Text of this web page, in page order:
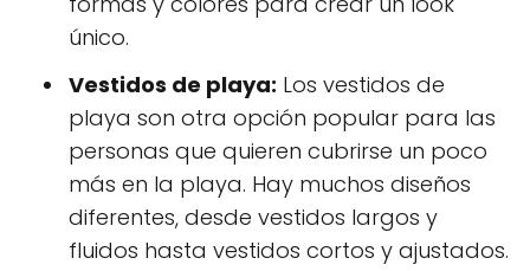
único.
Vestidos de playa: Los vestidos de
playa son otra opción popular para las
personas que quieren cubrirse un poco
más en la playa. Hay muchos diseños
diferentes, desde vestidos largos y
fluidos hasta vestidos cortos y ajustados.